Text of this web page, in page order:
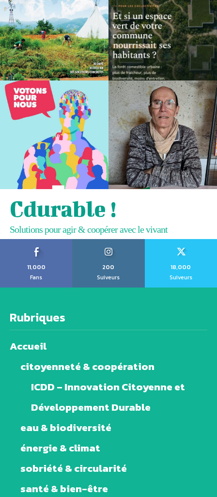
Cdurable !
Solutions pour agir & coopérer avec le vivant
11,000
Fans
200
Suiveurs
18,000
Suiveurs
Rubriques
Accueil
citoyenneté & coopération
ICDD – Innovation Citoyenne et
Développement Durable
eau & biodiversité
énergie & climat
sobriété & circularité
santé & bien-être